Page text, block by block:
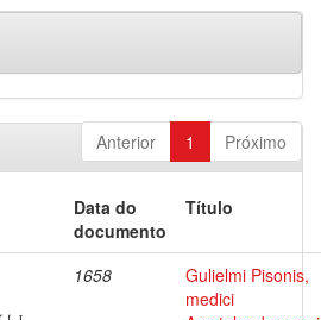
Anterior 1 Próximo
Data do
documento
Título
1658
Gulielmi Pisonis,
medici